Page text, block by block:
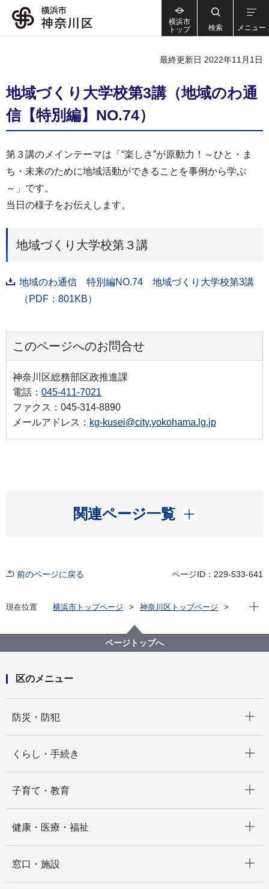
横浜市
トップ
検索 メニュー
最終更新日 2022年11月1日
地域づくり大学校第3講（地域のわ通
信【特別編】NO.74）
第３講のメインテーマは「“楽しさ”が原動力！～ひと・ま
ち・未来のために地域活動ができることを事例から学ぶ
～」です。
当日の様子をお伝えします。
地域づくり大学校第３講
地域のわ通信 特別編NO.74 地域づくり大学校第3講
（PDF：801KB）
このページへのお問合せ
神奈川区総務部区政推進課
電話： 045-411-7021
ファクス：045-314-8890
メールアドレス： kg-kusei@city.yokohama.lg.jp
関連ページ一覧
開く
前のページに戻る ページID：229-533-641
現在位置 横浜市トップページ
神奈川区トップページ
神奈川区内の地域活動事例紹介（地域のわ通信）令和
３年度以降
現在
ページトップへ
区のメニュー
防災・防犯
くらし・手続き
子育て・教育
健康・医療・福祉
窓口・施設